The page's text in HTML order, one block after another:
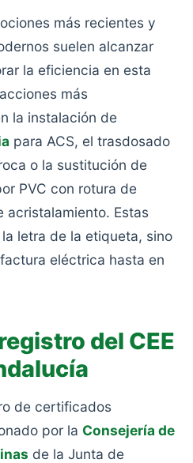
más recientes y
suelen alcanzar
la eficiencia en esta
más
la instalación de
para ACS, el trasdosado
o la sustitución de
PVC con rotura de
Estas
letra de la etiqueta, sino
eléctrica hasta en
del CEE
de certificados
por la Consejería de
de la Junta de